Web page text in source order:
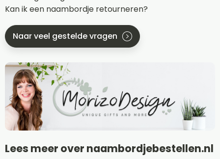
Kan ik een naambordje retourneren?
Naar veel gestelde vragen
Lees meer over naambordjebestellen.nl